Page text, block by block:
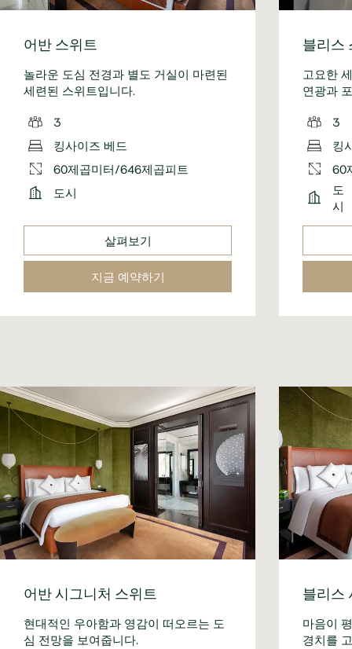
어반 스위트
놀라운 도심 전경과 별도 거실이 마련된
세련된 스위트입니다.
3
킹사이즈 베드
60제곱미터/646제곱피트
도시
살펴보기
지금 예약하기
블리스
고요한
연광과
3
킹
60
도
시
어반 시그니처 스위트
현대적인 우아함과 영감이 떠오르는 도
심 전망을 보여줍니다.
블리스
마음이
경치를